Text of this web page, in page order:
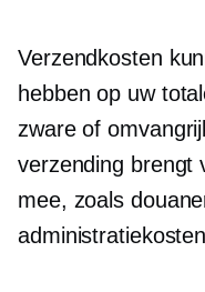
Verzendkosten
hebben op uw
zware of
verzending brengt
mee, zoals